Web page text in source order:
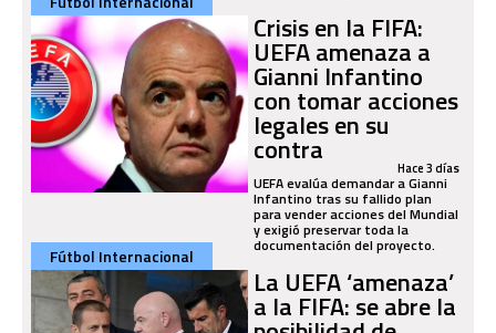
Crisis en la FIFA:
UEFA amenaza a
Gianni Infantino
con tomar acciones
legales en su
contra Hace 3 días
UEFA evalúa demandar a Gianni
Infantino tras su fallido plan
para vender acciones del Mundial
y exigió preservar toda la
documentación del proyecto.
Fútbol Internacional
La UEFA ‘amenaza’
a la FIFA: se abre la